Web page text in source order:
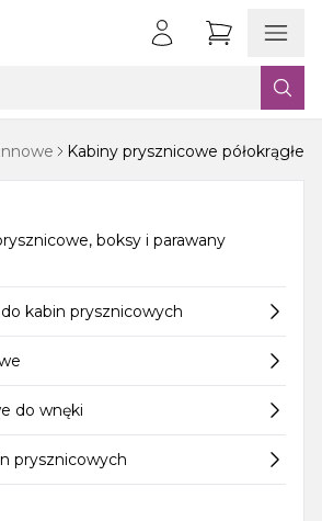
Kabiny prysznicowe półokrągłe
boksy i parawany
kabin prysznicowych
do wnęki
prysznicowych